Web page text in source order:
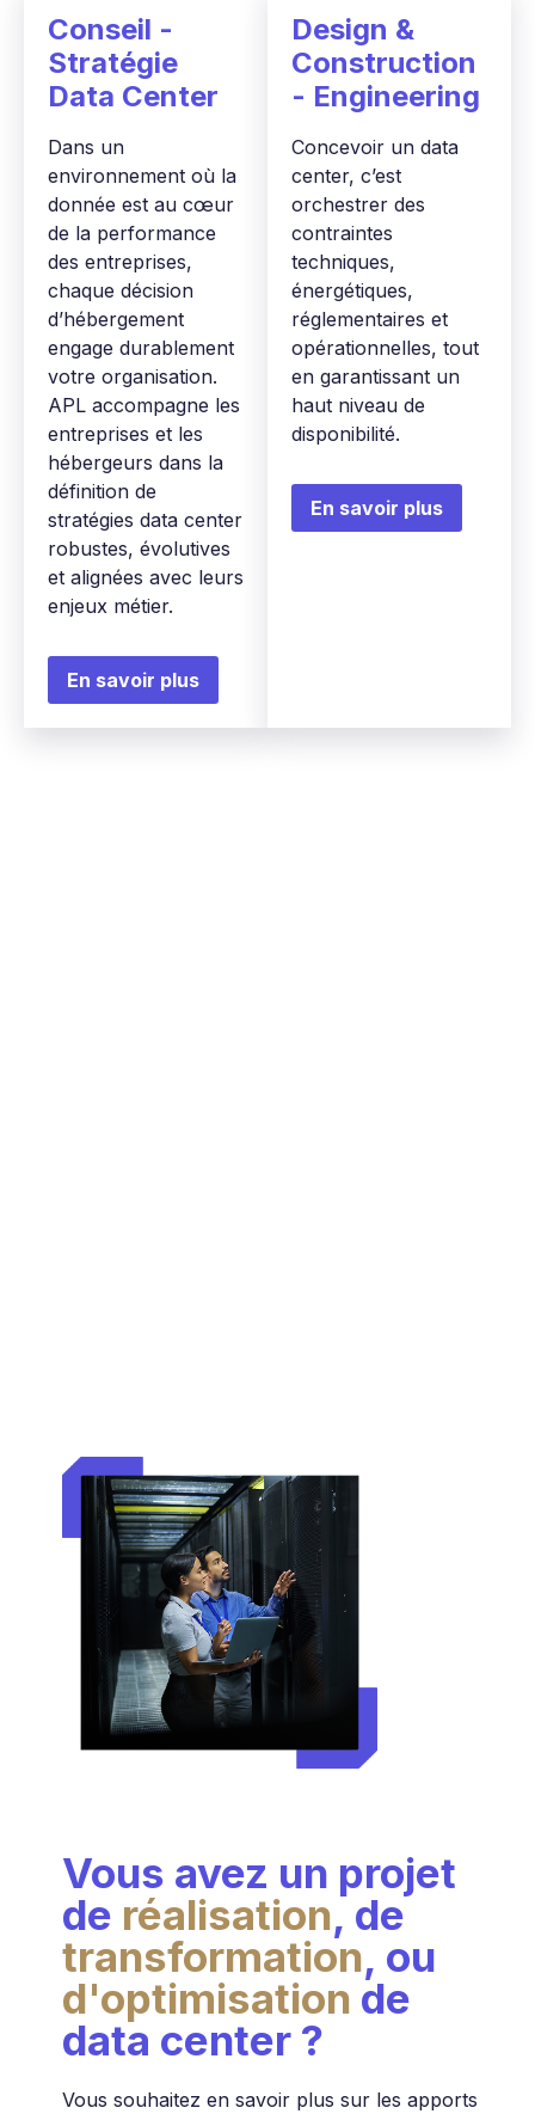
Conseil -
Stratégie
Data Center
Dans un
environnement où la
donnée est au cœur
de la performance
des entreprises,
chaque décision
d’hébergement
engage durablement
votre organisation.
APL accompagne les
entreprises et les
hébergeurs dans la
définition de
stratégies data center
robustes, évolutives
et alignées avec leurs
enjeux métier.
En savoir plus
Design &
Construction
- Engineering
Concevoir un data
center, c’est
orchestrer des
contraintes
techniques,
énergétiques,
réglementaires et
opérationnelles, tout
en garantissant un
haut niveau de
disponibilité.
En savoir plus
Vous avez un projet
de réalisation, de
transformation, ou
d'optimisation de
data center ?
Vous souhaitez en savoir plus sur les apports